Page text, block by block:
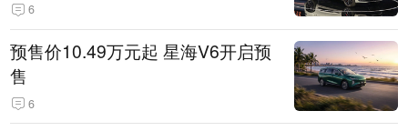
6
预售价10.49万元起 星海V6开启预
售
6